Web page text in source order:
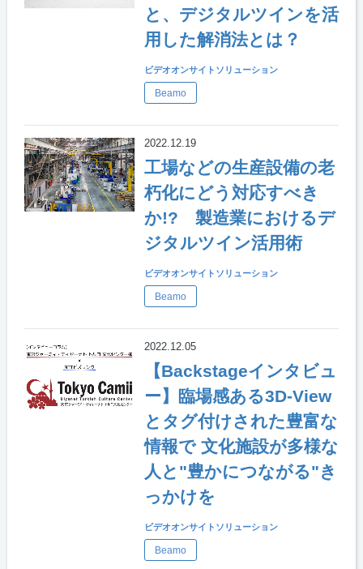
と、デジタルツインを活
用した解消法とは？
ビデオオンサイトソリューション
Beamo
2022.12.19
工場などの生産設備の老
朽化にどう対応すべき
か!? 製造業におけるデ
ジタルツイン活用術
ビデオオンサイトソリューション
Beamo
2022.12.05
【Backstageインタビュ
ー】臨場感ある3D-View
とタグ付けされた豊富な
情報で 文化施設が多様な
人と"豊かにつながる"き
っかけを
ビデオオンサイトソリューション
Beamo